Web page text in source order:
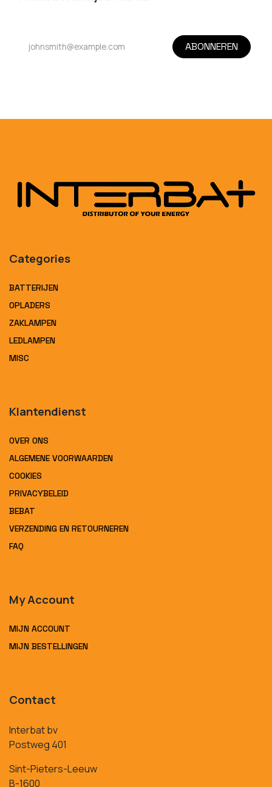
ABONNEREN
Categories
BATTERIJEN
OPLADERS
ZAKLAMPEN
LEDLAMPEN
MISC
Klantendienst
OVER ONS
ALGEMENE VOORWAARDEN
COOKIES
PRIVACYBELEID
BEBAT
VERZENDING EN RETOURNEREN
FAQ
My Account
MIJN ACCOUNT
MIJN BESTELLINGEN
Contact
Interbat bv
Postweg 401
Sint-Pieters-Leeuw
B-1600